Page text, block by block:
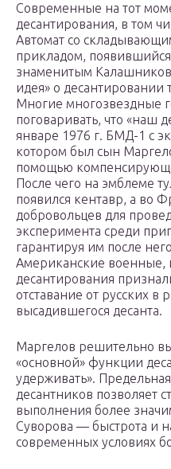
Современные на тот
десантирования, в том
Автомат со
прикладом, появившийся
знаменитым
идея» о десантировании
Многие многозвездные
поговаривать, что «наш
январе 1976 г. БМД-1 с
котором был сын
помощью
После чего на эмблеме
появился кентавр, а во
добровольцев для
эксперимента среди
гарантируя им после
Американские военные,
десантирования
отставание от русских в
высадившегося десанта.
Маргелов решительно
«основной» функции
удерживать».
десантников позволяет
выполнения более
Суворова — быстрота и
современных условиях